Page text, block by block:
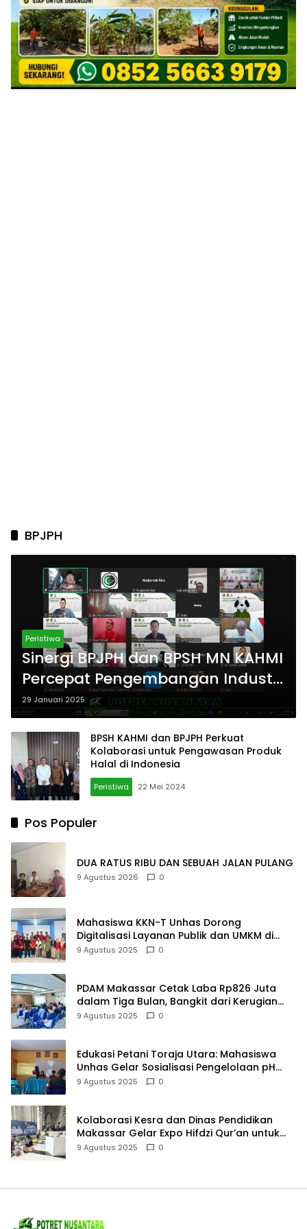
BPJPH
Peristiwa
Sinergi BPJPH dan BPSH MN KAHMI
Percepat Pengembangan Industri
Halal di Indonesia
29 Januari 2025
BPSH KAHMI dan BPJPH Perkuat
Kolaborasi untuk Pengawasan Produk
Halal di Indonesia
Peristiwa 22 Mei 2024
Pos Populer
DUA RATUS RIBU DAN SEBUAH JALAN PULANG
9 Agustus 2026 0
Mahasiswa KKN-T Unhas Dorong
Digitalisasi Layanan Publik dan UMKM di
Desa Moncongloe
9 Agustus 2025 0
PDAM Makassar Cetak Laba Rp826 Juta
dalam Tiga Bulan, Bangkit dari Kerugian
Rp5,2 Miliar
9 Agustus 2025 0
Edukasi Petani Toraja Utara: Mahasiswa
Unhas Gelar Sosialisasi Pengelolaan pH
Tanah
9 Agustus 2025 0
Kolaborasi Kesra dan Dinas Pendidikan
Makassar Gelar Expo Hifdzi Qur’an untuk
Pelajar SMP
9 Agustus 2025 0